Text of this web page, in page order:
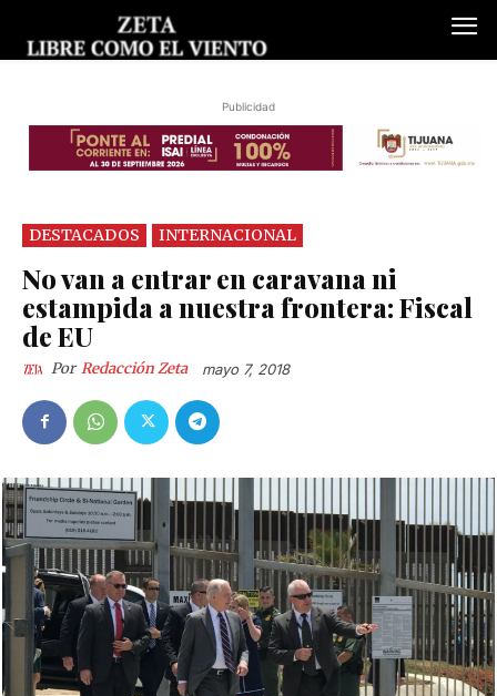
Publicidad
DESTACADOS INTERNACIONAL
No van a entrar en caravana ni
estampida a nuestra frontera: Fiscal
de EU
Por Redacción Zeta mayo 7, 2018